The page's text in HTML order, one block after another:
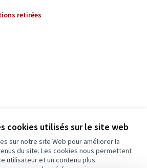
cookies utilisés sur le site web
sur notre site Web pour améliorer la
du site. Les cookies nous permettent
utilisateur et un contenu plus
retirées